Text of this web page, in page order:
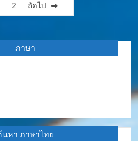
2 ถัดไป
ภาษา
นหา ภาษาไทย